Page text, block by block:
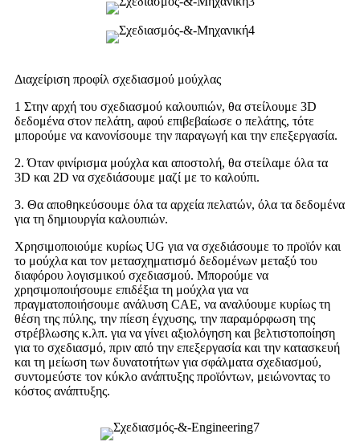
Διαχείριση προφίλ σχεδιασμού μούχλας
1 Στην αρχή του σχεδιασμού καλουπιών, θα στείλουμε 3D
δεδομένα στον πελάτη, αφού επιβεβαίωσε ο πελάτης, τότε
μπορούμε να κανονίσουμε την παραγωγή και την επεξεργασία.
2. Όταν φινίρισμα μούχλα και αποστολή, θα στείλαμε όλα τα
3D και 2D να σχεδιάσουμε μαζί με το καλούπι.
3. Θα αποθηκεύσουμε όλα τα αρχεία πελατών, όλα τα δεδομένα
για τη δημιουργία καλουπιών.
Χρησιμοποιούμε κυρίως UG για να σχεδιάσουμε το προϊόν και
το μούχλα και τον μετασχηματισμό δεδομένων μεταξύ του
διαφόρου λογισμικού σχεδιασμού. Μπορούμε να
χρησιμοποιήσουμε επιδέξια τη μούχλα για να
πραγματοποιήσουμε ανάλυση CAE, να αναλύουμε κυρίως τη
θέση της πύλης, την πίεση έγχυσης, την παραμόρφωση της
στρέβλωσης κ.λπ. για να γίνει αξιολόγηση και βελτιστοποίηση
για το σχεδιασμό, πριν από την επεξεργασία και την κατασκευή
και τη μείωση των δυνατοτήτων για σφάλματα σχεδιασμού,
συντομεύστε τον κύκλο ανάπτυξης προϊόντων, μειώνοντας το
κόστος ανάπτυξης.